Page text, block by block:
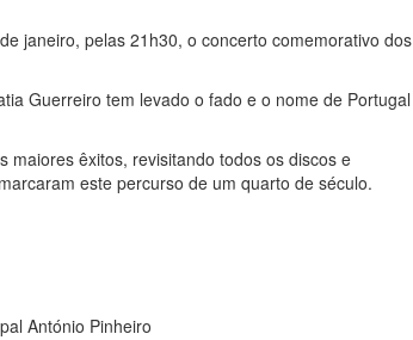
janeiro, pelas 21h30, o concerto comemorativo dos
Guerreiro tem levado o fado e o nome de Portugal
maiores êxitos, revisitando todos os discos e
este percurso de um quarto de século.
António Pinheiro